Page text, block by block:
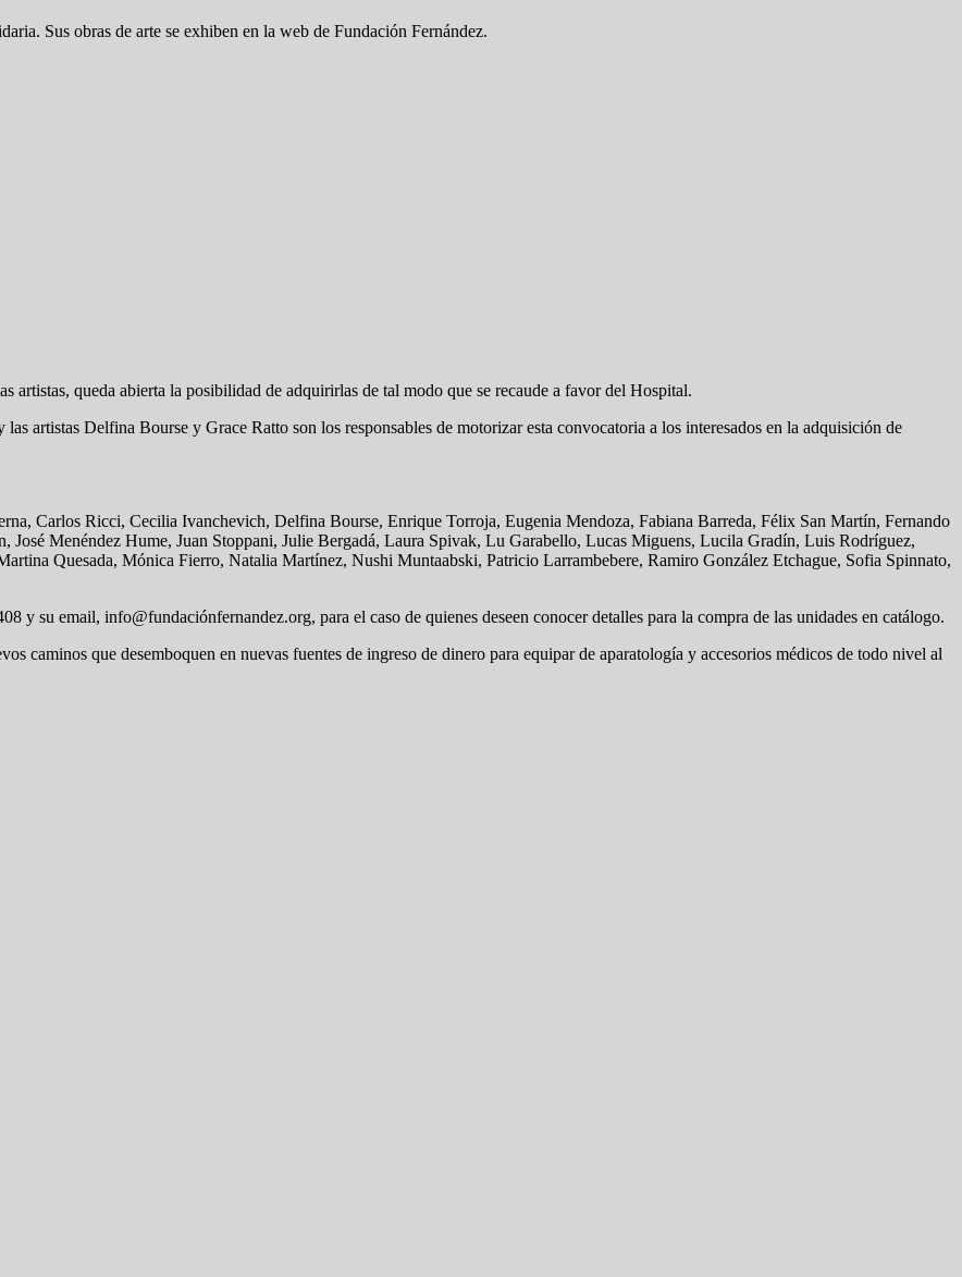
Sus obras de arte se exhiben en la web de Fundación Fernández.
artistas, queda abierta la posibilidad de adquirirlas de tal modo que se recaude a favor del Hospital.
artistas Delfina Bourse y Grace Ratto son los responsables de motorizar esta convocatoria a los interesados en la adquisición de
Carlos Ricci, Cecilia Ivanchevich, Delfina Bourse, Enrique Torroja, Eugenia Mendoza, Fabiana Barreda, Félix San Martín, Fernando
José Menéndez Hume, Juan Stoppani, Julie Bergadá, Laura Spivak, Lu Garabello, Lucas Miguens, Lucila Gradín, Luis Rodríguez,
Quesada, Mónica Fierro, Natalia Martínez, Nushi Muntaabski, Patricio Larrambebere, Ramiro González Etchague, Sofia Spinnato,
y su email, info@fundaciónfernandez.org, para el caso de quienes deseen conocer detalles para la compra de las unidades en catálogo.
caminos que desemboquen en nuevas fuentes de ingreso de dinero para equipar de aparatología y accesorios médicos de todo nivel al